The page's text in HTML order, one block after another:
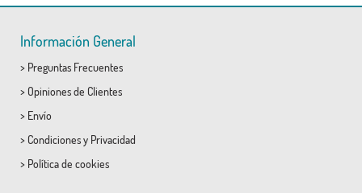
Información General
> Preguntas Frecuentes
> Opiniones de Clientes
> Envío
> Condicionesy Privacidad
> Política de cookies